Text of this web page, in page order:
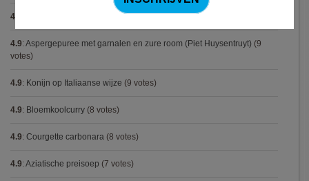
4.9 Steak chimichurri (Gordon Ramsay)(10 votes)
4.9: Aspergepuree met garnalen en zure room (Piet Huysentruyt) (9
votes)
4.9: Konijn op Italiaanse wijze (9 votes)
4.9: Bloemkoolcurry (8 votes)
4.9: Courgette carbonara (8 votes)
4.9: Aziatische preisoep (7 votes)